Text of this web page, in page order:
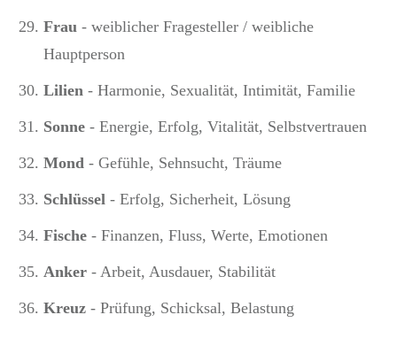
Frau - weiblicher Fragesteller / weibliche
Hauptperson
Lilien - Harmonie, Sexualität, Intimität, Familie
Sonne - Energie, Erfolg, Vitalität, Selbstvertrauen
Mond - Gefühle, Sehnsucht, Träume
Schlüssel - Erfolg, Sicherheit, Lösung
Fische - Finanzen, Fluss, Werte, Emotionen
Anker - Arbeit, Ausdauer, Stabilität
Kreuz - Prüfung, Schicksal, Belastung